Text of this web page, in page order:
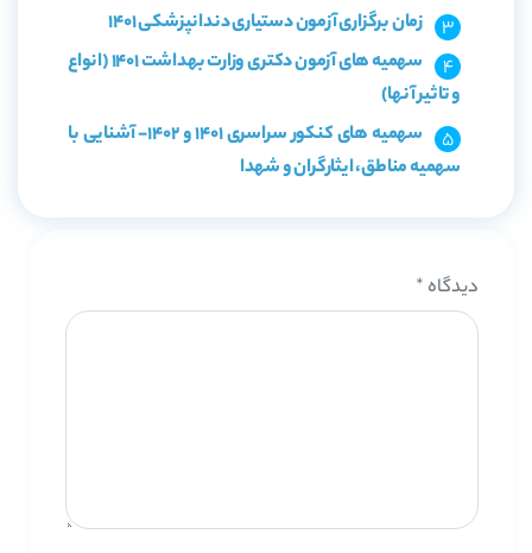
زمان برگزاری آزمون دستیاری دندانپزشکی 1401
سهمیه های آزمون دکتری وزارت بهداشت 1401 (انواع
و تاثیر آنها)
سهمیه های کنکور سراسری 1401 و 1402- آشنایی با
سهمیه مناطق، ایثارگران و شهدا
دیدگاه *